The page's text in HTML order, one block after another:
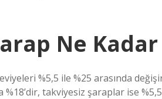
Ne
%5,5 ile %25 arasında
takviyesiz şaraplar ise